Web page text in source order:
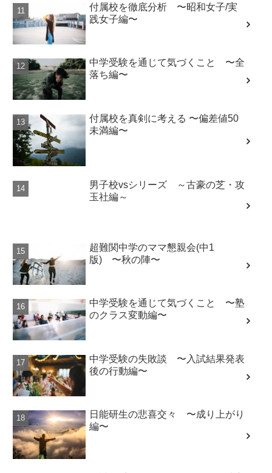
付属校を徹底分析 〜昭和女子/実
践女子編〜
中学受験を通じて気づくこと 〜全
落ち編〜
付属校を真剣に考える 〜偏差値50
未満編〜
男子校vsシリーズ ～古豪の芝・攻
玉社編～
超難関中学のママ懇親会(中1
版) 〜秋の陣〜
中学受験を通じて気づくこと 〜塾
のクラス変動編〜
中学受験の失敗談 〜入試結果発表
後の行動編〜
日能研生の悲喜交々 〜成り上がり
編〜